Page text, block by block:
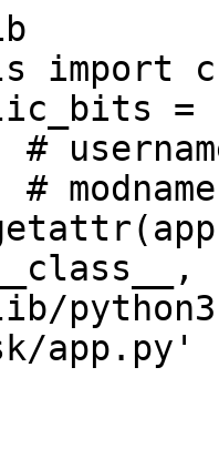
import
=
modname